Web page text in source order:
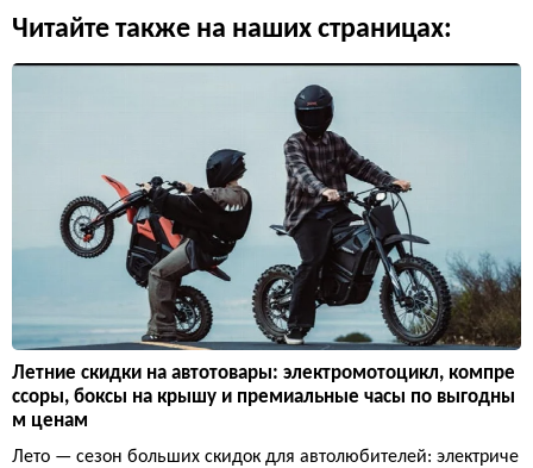
Читайте также на наших страницах:
Летние скидки на автотовары: электромотоцикл, компре
ссоры, боксы на крышу и премиальные часы по выгодны
м ценам
Лето — сезон больших скидок для автолюбителей: электриче